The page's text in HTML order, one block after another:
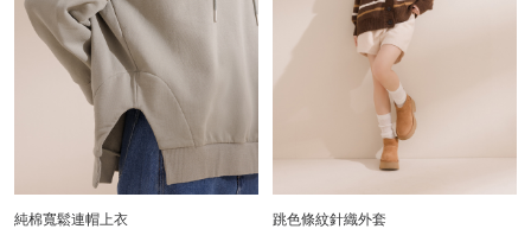
純棉寬鬆連帽上衣
跳色條紋針織外套